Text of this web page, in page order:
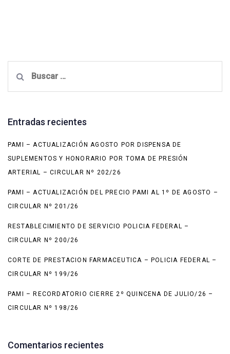
Entradas recientes
PAMI – ACTUALIZACIÓN AGOSTO POR DISPENSA DE
SUPLEMENTOS Y HONORARIO POR TOMA DE PRESIÓN
ARTERIAL – CIRCULAR Nº 202/26
PAMI – ACTUALIZACIÓN DEL PRECIO PAMI AL 1º DE AGOSTO –
CIRCULAR Nº 201/26
RESTABLECIMIENTO DE SERVICIO POLICIA FEDERAL –
CIRCULAR Nº 200/26
CORTE DE PRESTACION FARMACEUTICA – POLICIA FEDERAL –
CIRCULAR Nº 199/26
PAMI – RECORDATORIO CIERRE 2º QUINCENA DE JULIO/26 –
CIRCULAR Nº 198/26
Comentarios recientes